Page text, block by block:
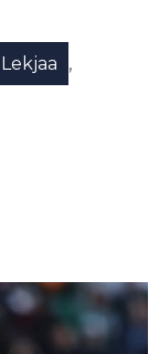
Lekjaa ,